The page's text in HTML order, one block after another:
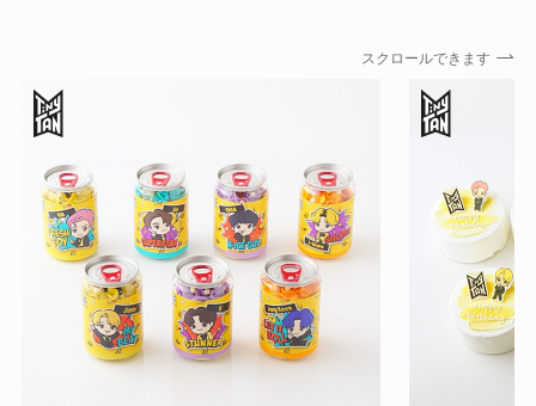
スクロールできます